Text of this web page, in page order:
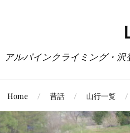
アルパインクライミング・
Home 昔話 山行一覧